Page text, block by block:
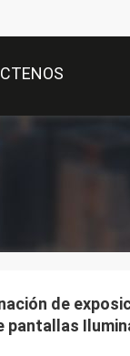
de
pantallas